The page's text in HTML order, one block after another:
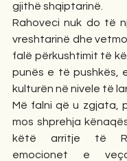
gjithë shqiptarinë.
Rahoveci nuk do të
vreshtarinë dhe
falë përkushtimit të
punës e të pushkës,
kulturën në nivele të
Më falni që u zgjata,
mos shprehja
këtë arritje të
emocionet e